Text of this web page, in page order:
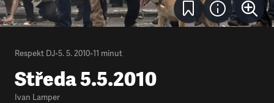
Respekt DJ•5. 5. 2010•11 minut
Středa 5.5.2010
Ivan Lamper